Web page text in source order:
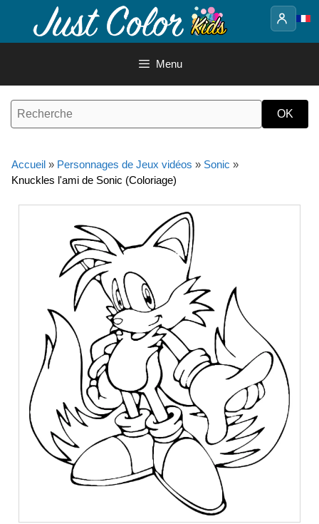
contenu
Menu
Accueil » Personnages de Jeux vidéos » Sonic »
Knuckles l'ami de Sonic (Coloriage)